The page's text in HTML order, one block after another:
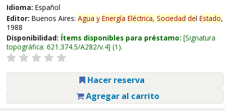
Idioma: Español
Editor: Buenos Aires: Agua y Energía Eléctrica, Sociedad del Estado,
1988
Disponibilidad: Ítems disponibles para préstamo: Signatura
topográfica: 621.374.5/A282/v.4 (1).
Hacer reserva
Agregar al carrito